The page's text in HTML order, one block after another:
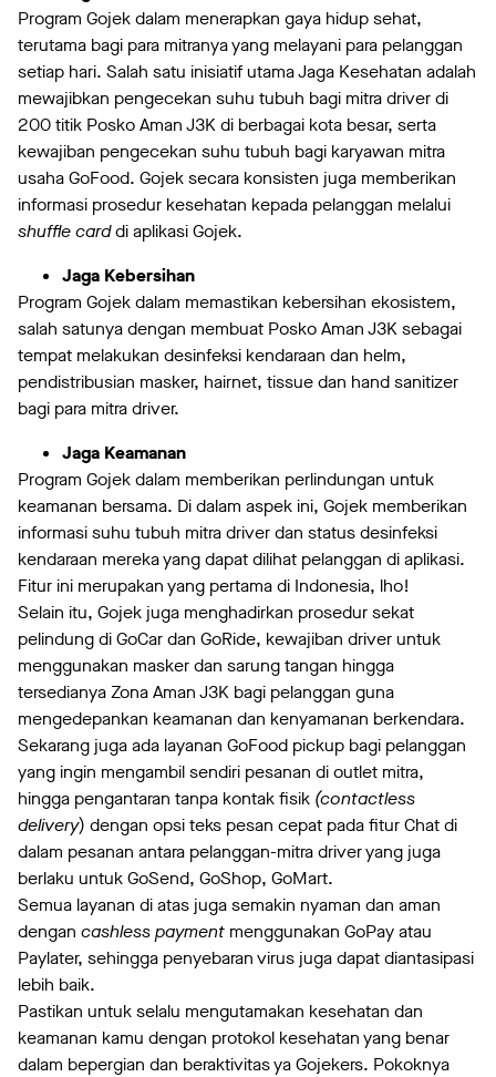
Program Gojek dalam menerapkan gaya hidup sehat,
terutama bagi para mitranya yang melayani para pelanggan
setiap hari. Salah satu inisiatif utama Jaga Kesehatan adalah
mewajibkan pengecekan suhu tubuh bagi mitra driver di
200 titik Posko Aman J3K di berbagai kota besar, serta
kewajiban pengecekan suhu tubuh bagi karyawan mitra
usaha GoFood. Gojek secara konsisten juga memberikan
informasi prosedur kesehatan kepada pelanggan melalui
shuffle carddi aplikasi Gojek.
Jaga Kebersihan
Program Gojek dalam memastikan kebersihan ekosistem,
salah satunya dengan membuat Posko Aman J3K sebagai
tempat melakukan desinfeksi kendaraan dan helm,
pendistribusian masker, hairnet, tissue dan hand sanitizer
bagi para mitra driver.
Jaga Keamanan
Program Gojek dalam memberikan perlindungan untuk
keamanan bersama. Di dalam aspek ini, Gojek memberikan
informasi suhu tubuh mitra driver dan status desinfeksi
kendaraan mereka yang dapat dilihat pelanggan di aplikasi.
Fitur ini merupakan yang pertama di Indonesia, lho!
Selain itu, Gojek juga menghadirkan prosedur sekat
pelindung di GoCar dan GoRide, kewajiban driver untuk
menggunakan masker dan sarung tangan hingga
tersedianya Zona Aman J3K bagi pelanggan guna
mengedepankan keamanan dan kenyamanan berkendara.
Sekarang juga ada layanan GoFood pickup bagi pelanggan
yang ingin mengambil sendiri pesanan di outlet mitra,
hingga pengantaran tanpa kontak fisik (contactless
delivery) dengan opsi teks pesan cepat pada fitur Chat di
dalam pesanan antara pelanggan-mitra driver yang juga
berlaku untuk GoSend, GoShop, GoMart.
Semua layanan di atas juga semakin nyaman dan aman
dengan cashless payment menggunakan GoPay atau
Paylater, sehingga penyebaran virus juga dapat diantasipasi
lebih baik.
Pastikan untuk selalu mengutamakan kesehatan dan
keamanan kamu dengan protokol kesehatan yang benar
dalam bepergian dan beraktivitas ya Gojekers. Pokoknya